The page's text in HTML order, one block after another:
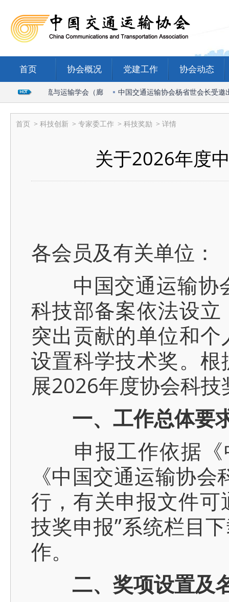
首页 协会概况 党建工作 协会动态
国际物流与运输学会（廊 中国交通运输协会杨省世会长受邀出席
首页 > 科技创新 > 专家委工作 > 科技奖励 > 详情
关于2026年度
各会员及有关单位：
中国交通运输协会
科技部备案依法设
突出贡献的单位和
设置科学技术奖。
展2026年度协会科
一、工作总体要
申报工作依据《
《中国交通运输协
行，有关申报文件
技奖申报”系统栏目
作。
二、奖项设置及